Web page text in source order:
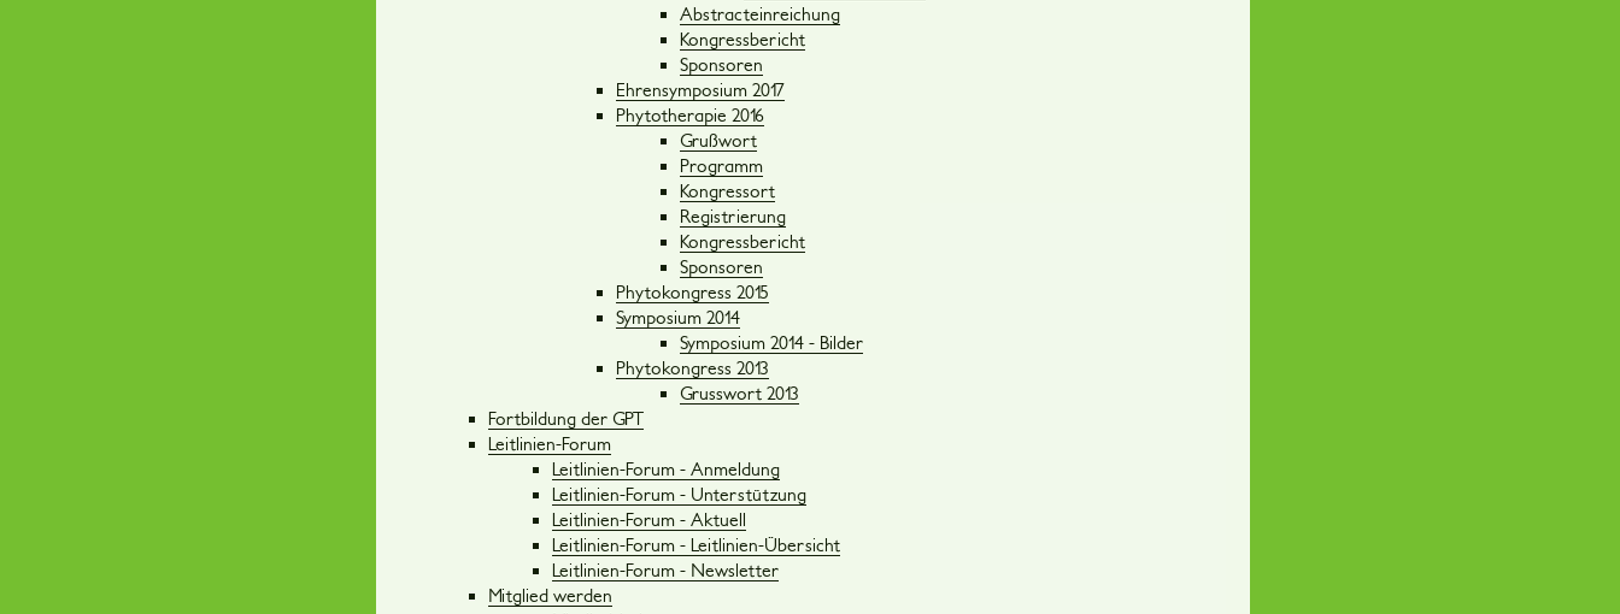
Abstracteinreichung
Kongressbericht
Sponsoren
Ehrensymposium 2017
Phytotherapie 2016
Grußwort
Programm
Kongressort
Registrierung
Kongressbericht
Sponsoren
Phytokongress 2015
Symposium 2014
Symposium 2014 - Bilder
Phytokongress 2013
Grusswort 2013
Fortbildung der GPT
Leitlinien-Forum
Leitlinien-Forum - Anmeldung
Leitlinien-Forum - Unterstützung
Leitlinien-Forum - Aktuell
Leitlinien-Forum - Leitlinien-Übersicht
Leitlinien-Forum - Newsletter
Mitglied werden